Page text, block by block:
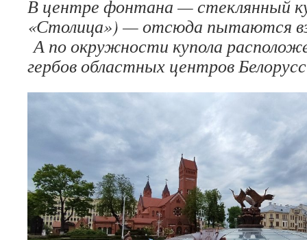
В центре фонтана — стеклянный
«Столица») — отсюда пытаются
А по окружности купола
гербов областных центров